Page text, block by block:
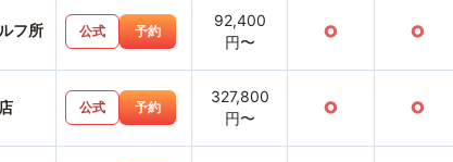
フ所
公式 予約
92,400
円〜
○ ○
公式 予約
327,800
円〜
○ ○